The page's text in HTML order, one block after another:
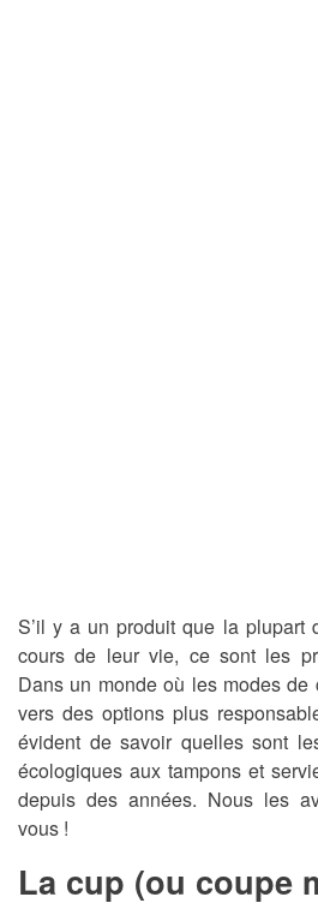
S’il y a un produit que la plupart
cours de leur vie, ce sont les
Dans un monde où les modes de
vers des options plus
évident de savoir quelles sont
écologiques aux tampons et
depuis des années. Nous les
vous !
La cup (ou coupe